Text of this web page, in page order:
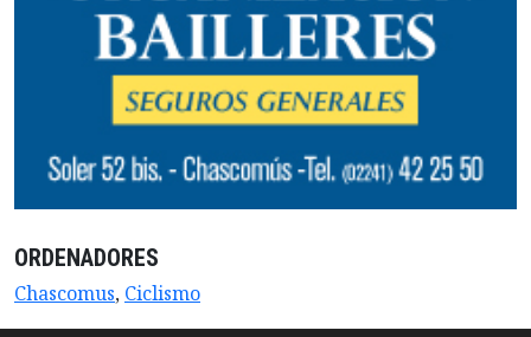
ORDENADORES
Chascomus, Ciclismo